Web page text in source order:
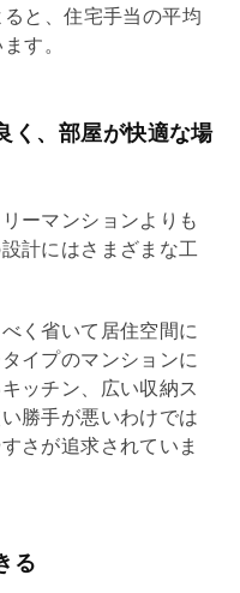
と、住宅手当の平均
す。
く、部屋が快適な場
ーマンションよりも
計にはさまざまな工
く省いて居住空間に
イプのマンションに
ッチン、広い収納ス
勝手が悪いわけでは
さが追求されていま
る